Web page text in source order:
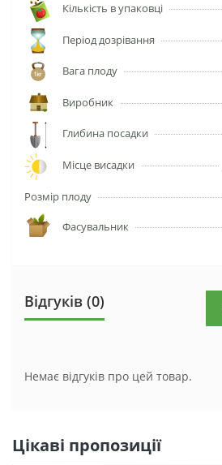
Кількість в упаковці
Період дозрівання
Вага плоду
Виробник
Глибина посадки
Місце висадки
Розмір плоду
Фасувальник
Відгуків (0)
Немає відгуків про цей товар.
Цікаві пропозиції